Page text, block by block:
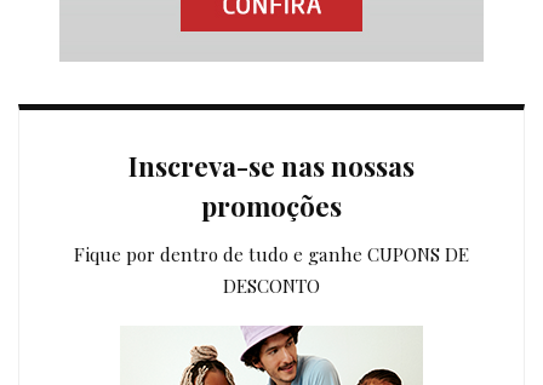
Inscreva-se nas nossas
promoções
Fique por dentro de tudo e ganhe CUPONS DE
DESCONTO